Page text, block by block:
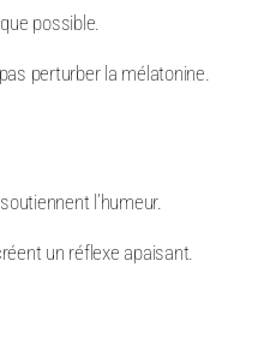
possible.
perturber la mélatonine.
l’humeur.
un réflexe apaisant.